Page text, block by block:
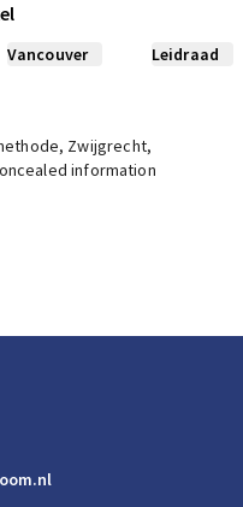
en waardering van
in perspectief (diss.
Vancouver Leidraad
Zwijgrecht,
information